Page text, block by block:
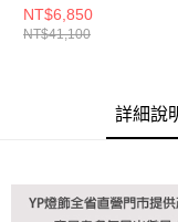
NT$6,850
NT$41,100
詳細說